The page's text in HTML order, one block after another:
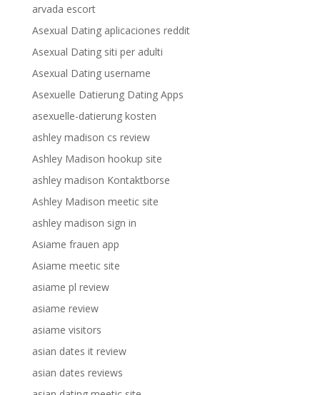
arvada escort
Asexual Dating aplicaciones reddit
Asexual Dating siti per adulti
Asexual Dating username
Asexuelle Datierung Dating Apps
asexuelle-datierung kosten
ashley madison cs review
Ashley Madison hookup site
ashley madison Kontaktborse
Ashley Madison meetic site
ashley madison sign in
Asiame frauen app
Asiame meetic site
asiame pl review
asiame review
asiame visitors
asian dates it review
asian dates reviews